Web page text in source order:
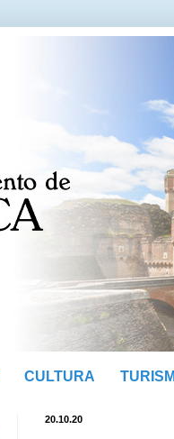
CULTURA
20.10.20